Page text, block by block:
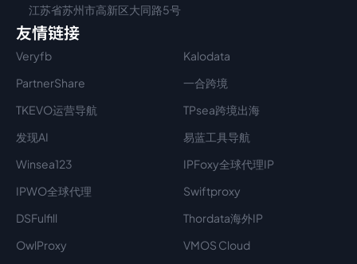
江苏省苏州市高新区大同路5号
友情链接
Veryfb
Kalodata
PartnerShare
一合跨境
TKEVO运营导航
TPsea跨境出海
发现AI
易蓝工具导航
Winsea123
IPFoxy全球代理IP
IPWO全球代理
Swiftproxy
DSFulfill
Thordata海外IP
OwlProxy
VMOS Cloud